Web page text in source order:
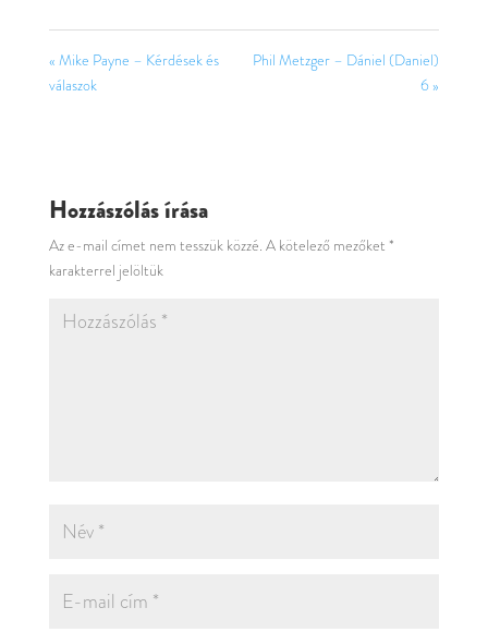
« Mike Payne – Kérdések és
válaszok
Phil Metzger – Dániel (Daniel)
6 »
Hozzászólás írása
Az e-mail címet nem tesszük közzé. A kötelező mezőket *
karakterrel jelöltük